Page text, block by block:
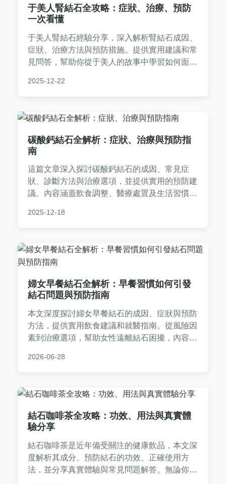
于美人腎結石全攻略：症狀、治療、預防
一次看懂
于美人腎結石經驗分享，深入解析腎結石成因、
症狀、治療方法與預防措施。提供實用建議和常
見問答，幫助你從于美人的故事中學習如何面對
院選擇等全方位資訊，適合有腎結石困擾的讀者
2025-12-22
碳酸鈣結石全解析：症狀、治療與預防指
南
這篇文章深入探討碳酸鈣結石的成因、常見症
狀、診斷方法與治療選項，並提供實用的預防建
議。內容涵蓋飲食調整、醫療處置及生活習慣，
論是初次發現或長期困擾，都能找到實用資訊。
2025-12-18
婦女早餐結石全解析：早餐習慣如何引發
結石問題與預防指南
本文深度探討婦女早餐結石的成因、症狀與預防
方法，提供實用飲食建議和就醫指南。從風險因
素到治療選項，幫助女性遠離結石困擾，內容基
者參考。
2026-06-28
結石咖啡茶全攻略：功效、用法與真實體
驗分享
結石咖啡茶是近年備受關注的健康飲品，本文深
度解析其成分、預防結石的功效、正確使用方
法，並分享真實體驗與常見問題解答。無論你想